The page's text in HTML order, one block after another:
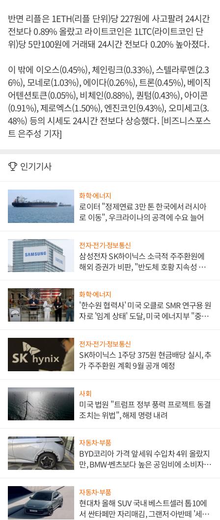
반면 리플은 1ETH(리플 단위)당 227원에 사고팔려 24시간
전보다 0.89% 올랐고 라이트코인은 1LTC(라이트코인 단
위)당 5만100원에 거래돼 24시간 전보다 0.20% 높아졌다.
이 밖에 이오스(0.45%), 체인링크(0.33%), 스텔라루멘(2.3
6%), 모네로(1.03%), 에이다(0.26%), 트론(0.45%), 베이직
어텐션토큰(0.05%), 비체인(0.88%), 퀀텀(0.43%), 아이콘
(0.91%), 제로엑스(1.50%), 엔진코인(9.43%), 오미세고(3.
48%) 등의 시세도 24시간 전보다 상승했다. [비즈니스포스
트 은주성 기자]
인기기사
화학·에너지
로이터 "정제연료 3만 톤 한국에서 러시아
로 이동", 우크라이나의 공격에 수요 늘어
전자·전기·정보통신
삼성전자 SK하이닉스 소극적 주주환원에
해외 증권가 비판, "반도체 호황 지속성 의
화학·에너지
'한수원 협력사' 미국 오클로 SMR 연구용 원
자로 '임계 상태' 도달, 미국 에너지부 "중요
전자·전기·정보통신
SK하이닉스 1주당 375원 현금배당 실시, 추
가 주주환원 계획 9월 공개 예정
사회
미국 법원 "트럼프 정부 풍력 프로젝트 동결
조치는 위법", 해제 명령 내려
자동차·부품
BYD코리아 가격 앞세워 수입차 4위 올랐지
만, BMW·벤츠보다 높은 공임비에 소비자
자동차·부품
현대차 올해 SUV 국내 베스트셀러 톱10에
서 싼타페만 자리매김, 그랜저·아반떼 '세단